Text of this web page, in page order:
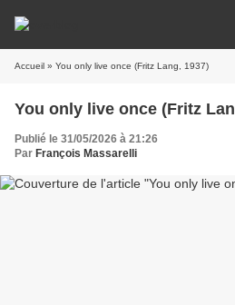
Accueil » You only live once (Fritz Lang, 1937)
You only live once (Fritz
Publié le 31/05/2026 à 21:26
Par François Massarelli